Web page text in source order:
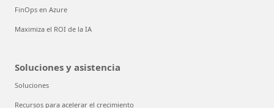
FinOps en Azure
Maximiza el ROI de la IA
Soluciones y asistencia
Soluciones
Recursos para acelerar el crecimiento